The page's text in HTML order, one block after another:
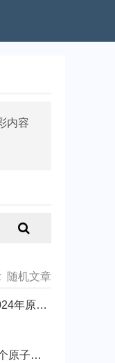
内容
随机文章
1000原子币等于多少人民币 2024年原子币最新价格介绍一览
一个原子币等于多少人民币 一个原子币价格介绍